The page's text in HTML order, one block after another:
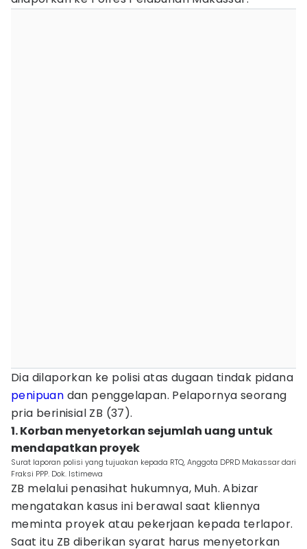
Dia dilaporkan ke polisi atas dugaan tindak pidana
penipuan dan penggelapan. Pelapornya seorang
pria berinisial ZB (37).
1. Korban menyetorkan sejumlah uang untuk
mendapatkan proyek
Surat laporan polisi yang tujuakan kepada RTQ, Anggota DPRD Makassar dari
Fraksi PPP. Dok. Istimewa
ZB melalui penasihat hukumnya, Muh. Abizar
mengatakan kasus ini berawal saat kliennya
meminta proyek atau pekerjaan kepada terlapor.
Saat itu ZB diberikan syarat harus menyetorkan